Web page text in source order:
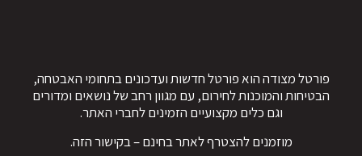
פורטל מצודה הוא פורטל חדשות ועדכונים בתחומי האבטחה,
הבטיחות והמוכנות לחירום, עם מגוון רחב של נושאים ומדורים
וגם כלים מקצועיים הזמינים לחברי האתר.
מוזמנים להצטרף לאתר בחינם – בקישור הזה.